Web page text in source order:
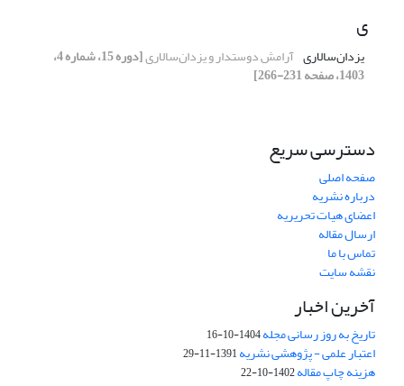
ی
یزدان‌سالاری آرامش دوستدار و یزدان‌سالاری [دوره 15، شماره 4،
1403، صفحه 231-266]
دسترسی سریع
صفحه اصلی
درباره نشریه
اعضای هیات تحریریه
ارسال مقاله
تماس با ما
نقشه سایت
آخرین اخبار
تاریخ به روز رسانی مجله1404-10-16
اعتبار علمی - پژوهشی نشریه1391-11-29
هزینه چاپ مقاله1402-10-22